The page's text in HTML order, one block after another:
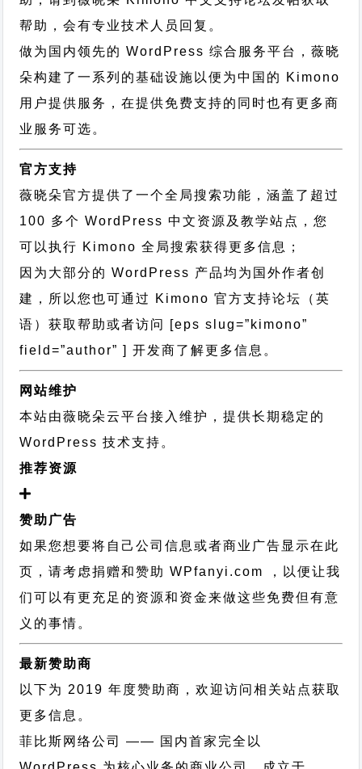
帮助，会有专业技术人员回复。
做为国内领先的 WordPress 综合服务平台，薇晓
朵构建了一系列的基础设施以便为中国的 Kimono
用户提供服务，在提供免费支持的同时也有更多商
业服务可选。
官方支持
薇晓朵官方提供了一个全局搜索功能，涵盖了超过
100 多个 WordPress 中文资源及教学站点，您
可以执行 Kimono 全局搜索获得更多信息；
因为大部分的 WordPress 产品均为国外作者创
建，所以您也可通过 Kimono 官方支持论坛
（英
语）获取帮助或者访问 [eps slug=”kimono”
field=”author” ] 开发商了解更多信息。
网站维护
本站由薇晓朵云平台接入维护，提供长期稳定的
WordPress 技术支持 。
推荐资源
赞助广告
如果您想要将自己公司信息或者商业广告显示在此
页，请考虑捐赠和赞助 WPfanyi.com ，以便让我
们可以有更充足的资源和资金来做这些免费但有意
义的事情。
最新赞助商
以下为 2019 年度赞助商，欢迎访问相关站点获取
更多信息。
菲比斯网络公司
—— 国内首家完全以